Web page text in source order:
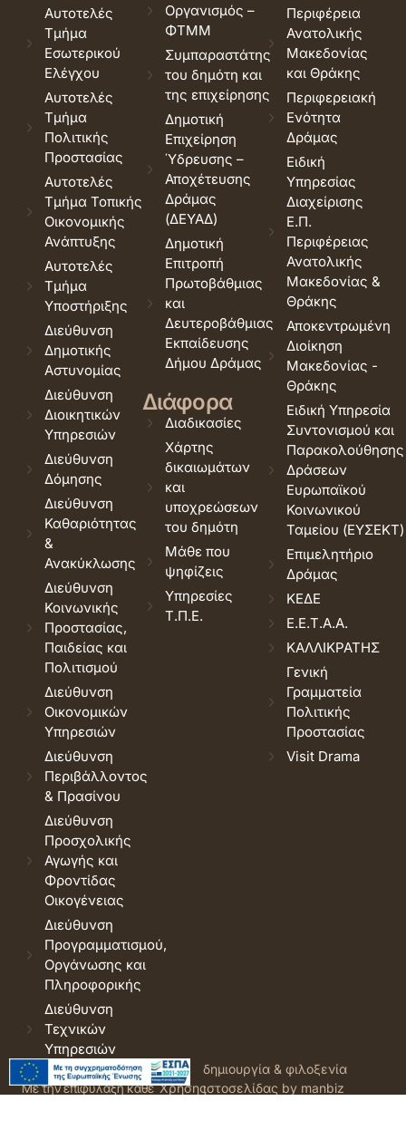
Αυτοτελές
Τμήμα
Εσωτερικού
Ελέγχου
Αυτοτελές
Τμήμα
Πολιτικής
Προστασίας
Αυτοτελές
Τμήμα Τοπικής
Οικονομικής
Ανάπτυξης
Αυτοτελές
Τμήμα
Υποστήριξης
Διεύθυνση
Δημοτικής
Αστυνομίας
Διεύθυνση
Διοικητικών
Υπηρεσιών
Διεύθυνση
Δόμησης
Διεύθυνση
Καθαριότητας
&
Ανακύκλωσης
Διεύθυνση
Κοινωνικής
Προστασίας,
Παιδείας και
Πολιτισμού
Διεύθυνση
Οικονομικών
Υπηρεσιών
Διεύθυνση
Περιβάλλοντος
& Πρασίνου
Διεύθυνση
Προσχολικής
Αγωγής και
Φροντίδας
Οικογένειας
Διεύθυνση
Προγραμματισμού,
Οργάνωσης και
Πληροφορικής
Διεύθυνση
Τεχνικών
Υπηρεσιών
Οργανισμός –
ΦΤΜΜ
Συμπαραστάτης
του δημότη και
της επιχείρησης
Δημοτική
Επιχείρηση
Ύδρευσης –
Αποχέτευσης
Δράμας
(ΔΕΥΑΔ)
Δημοτική
Επιτροπή
Πρωτοβάθμιας
και
Δευτεροβάθμιας
Εκπαίδευσης
Δήμου Δράμας
Διάφορα
Διαδικασίες
Χάρτης
δικαιωμάτων
και
υποχρεώσεων
του δημότη
Μάθε που
ψηφίζεις
Υπηρεσίες
Τ.Π.Ε.
Περιφέρεια
Ανατολικής
Μακεδονίας
και Θράκης
Περιφερειακή
Ενότητα
Δράμας
Ειδική
Υπηρεσίας
Διαχείρισης
Ε.Π.
Περιφέρειας
Ανατολικής
Μακεδονίας &
Θράκης
Αποκεντρωμένη
Διοίκηση
Μακεδονίας -
Θράκης
Ειδική Υπηρεσία
Συντονισμού και
Παρακολούθησης
Δράσεων
Ευρωπαϊκού
Κοινωνικού
Ταμείου (ΕΥΣΕΚΤ)
Επιμελητήριο
Δράμας
ΚΕΔΕ
Ε.Ε.Τ.Α.Α.
ΚΑΛΛΙΚΡΑΤΗΣ
Γενική
Γραμματεία
Πολιτικής
Προστασίας
Visit Drama
© 2026 Δήμος Δράμας.
Με την επιφύλαξη κάθε
Όροι
Χρήσης
δημιουργία & φιλοξενία
ιστοσελίδας by manbiz